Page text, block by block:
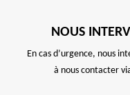
NOUS
En cas d’urgence, nous
à nous contacter